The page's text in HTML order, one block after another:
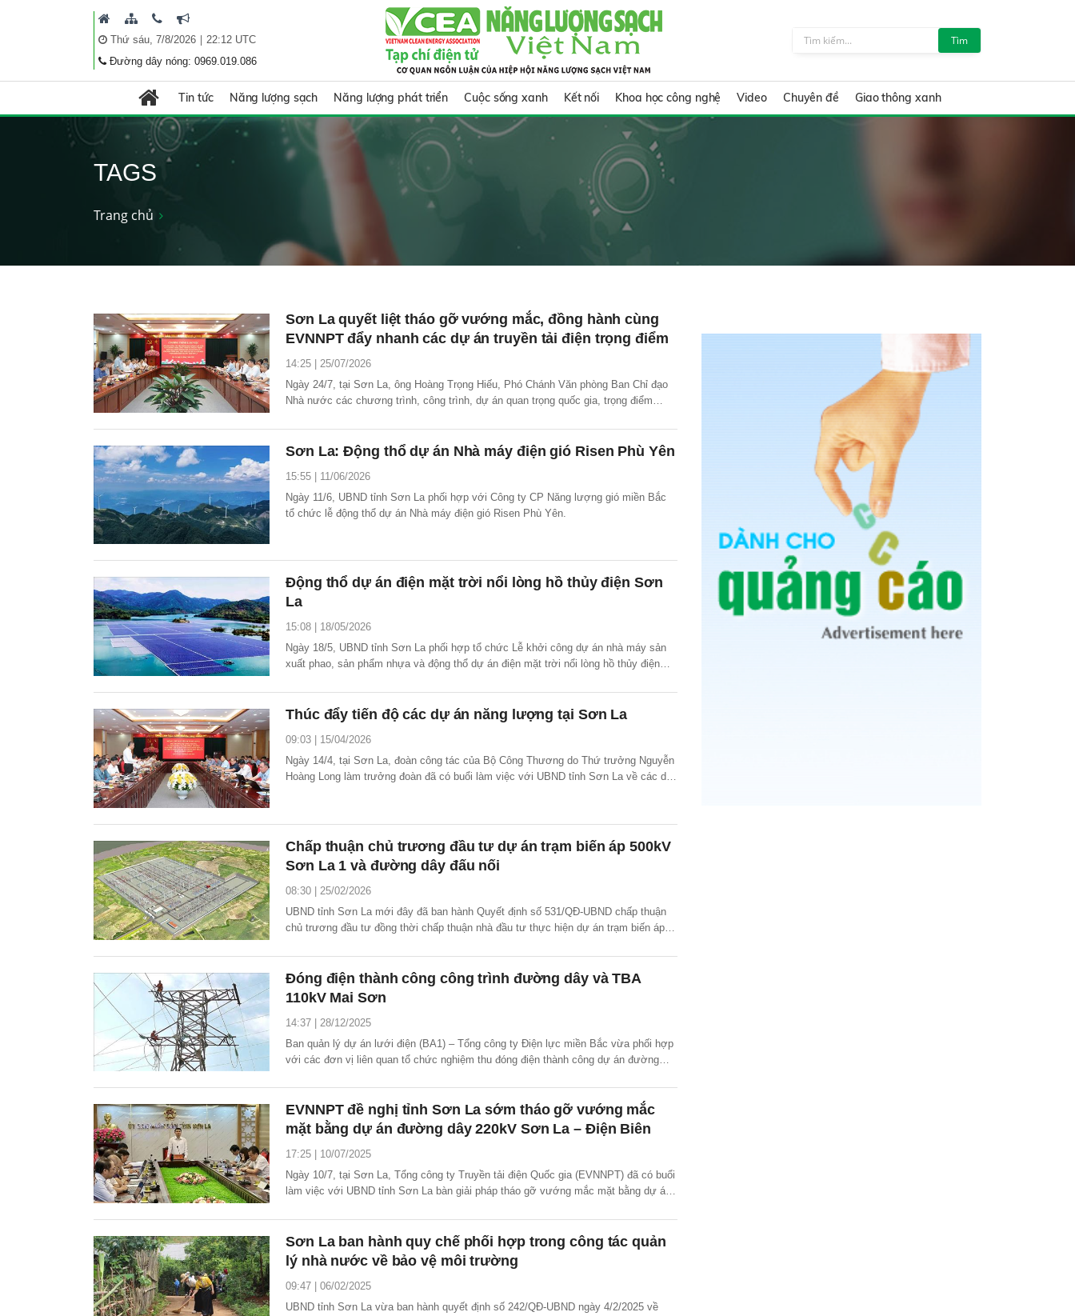
Thứ sáu, 7/8/2026| 22:12 UTC
Đường dây nóng: 0969.019.086
Tìm
Tin tức Năng lượng sạch Năng lượng phát triển Cuộc sống xanh Kết nối Khoa học công nghệ Video Chuyên đề Giao thông xanh
TAGS
Trang chủ
Sơn La quyết liệt tháo gỡ vướng mắc, đồng hành cùng
EVNNPT đẩy nhanh các dự án truyền tải điện trọng điểm
14:25 | 25/07/2026
Ngày 24/7, tại Sơn La, ông Hoàng Trọng Hiếu, Phó Chánh Văn phòng Ban Chỉ đạo
Nhà nước các chương trình, công trình, dự án quan trọng quốc gia, trọng điểm
lưới điện truyền tải trên địa bàn.
Sơn La: Động thổ dự án Nhà máy điện gió Risen Phù Yên
15:55 | 11/06/2026
Ngày 11/6, UBND tỉnh Sơn La phối hợp với Công ty CP Năng lượng gió miền Bắc
tổ chức lễ động thổ dự án Nhà máy điện gió Risen Phù Yên.
Động thổ dự án điện mặt trời nổi lòng hồ thủy điện Sơn
La
15:08 | 18/05/2026
Ngày 18/5, UBND tỉnh Sơn La phối hợp tổ chức Lễ khởi công dự án nhà máy sản
xuất phao, sản phẩm nhựa và động thổ dự án điện mặt trời nổi lòng hồ thủy điện
Thúc đẩy tiến độ các dự án năng lượng tại Sơn La
09:03 | 15/04/2026
Ngày 14/4, tại Sơn La, đoàn công tác của Bộ Công Thương do Thứ trưởng Nguyễn
Hoàng Long làm trưởng đoàn đã có buổi làm việc với UBND tỉnh Sơn La về các dự
Chấp thuận chủ trương đầu tư dự án trạm biến áp 500kV
Sơn La 1 và đường dây đấu nối
08:30 | 25/02/2026
UBND tỉnh Sơn La mới đây đã ban hành Quyết định số 531/QĐ-UBND chấp thuận
chủ trương đầu tư đồng thời chấp thuận nhà đầu tư thực hiện dự án trạm biến áp
gia (EVNNPT).
Đóng điện thành công công trình đường dây và TBA
110kV Mai Sơn
14:37 | 28/12/2025
Ban quản lý dự án lưới điện (BA1) – Tổng công ty Điện lực miền Bắc vừa phối hợp
với các đơn vị liên quan tổ chức nghiệm thu đóng điện thành công dự án đường
EVNNPT đề nghị tỉnh Sơn La sớm tháo gỡ vướng mắc
mặt bằng dự án đường dây 220kV Sơn La – Điện Biên
17:25 | 10/07/2025
Ngày 10/7, tại Sơn La, Tổng công ty Truyền tải điện Quốc gia (EVNNPT) đã có buổi
làm việc với UBND tỉnh Sơn La bàn giải pháp tháo gỡ vướng mắc mặt bằng dự án
điện trong tháng 8/2025 theo chỉ đạo của Thủ tướng Chính phủ.
Sơn La ban hành quy chế phối hợp trong công tác quản
lý nhà nước về bảo vệ môi trường
09:47 | 06/02/2025
UBND tỉnh Sơn La vừa ban hành quyết định số 242/QĐ-UBND ngày 4/2/2025 về